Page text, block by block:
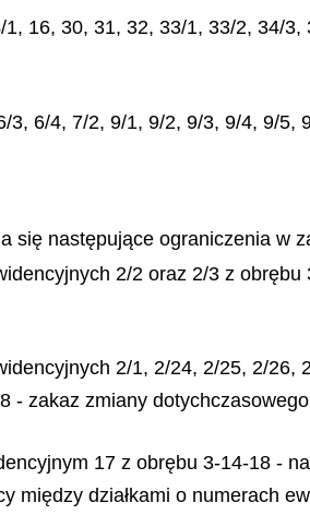
16, 30, 31, 32, 33/1, 33/2, 34/
3, 6/4, 7/2, 9/1, 9/2, 9/3, 9/4, 9/5,
się następujące ograniczenia w
2/2 oraz 2/3 z
2/1, 2/24, 2/25, 2/
- zakaz zmiany
17 z obrębu 3-14-18 -
między działkami o numerach